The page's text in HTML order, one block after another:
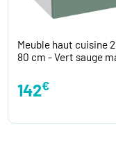
Meuble haut cuisine
80 cm - Vert sauge
142€